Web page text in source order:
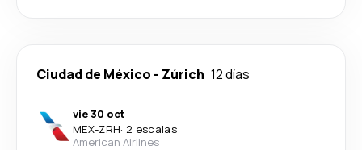
Ciudad de México - Zúrich 12 días
vie 30 oct
MEX-ZRH· 2 escalas
American Airlines